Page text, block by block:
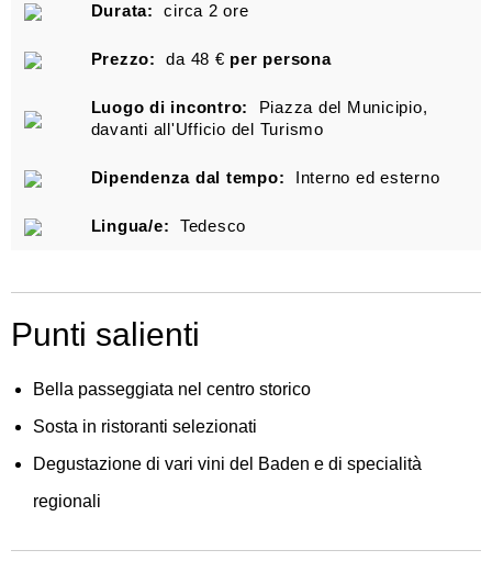
Durata: circa 2 ore
Prezzo: da 48 € per persona
Luogo di incontro:
Piazza del Municipio,
davanti all'Ufficio del Turismo
Dipendenza dal tempo: Interno ed esterno
Lingua/e: Tedesco
Punti salienti
Bella passeggiata nel centro storico
Sosta in ristoranti selezionati
Degustazione di vari vini del Baden e di specialità
regionali